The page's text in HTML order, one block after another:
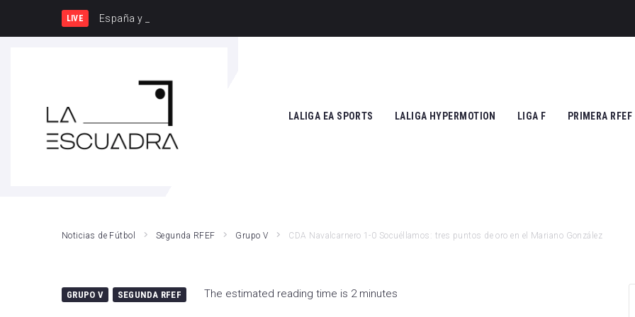
LIVE España y Francia, una rivalidad que v
LALIGA EA SPORTS
Rayo Vallecano
Girona FC
LALIGA HYPERMOTION
FC Andorra
LIGA F
SD Eibar
PRIMERA RFEF
Noticias de Fútbol Segunda RFEF Grupo V CDA Navalcarnero 1-0 Socuéllamos: tres puntos de oro en el Mariano González
GRUPO V SEGUNDA RFEF The estimated reading time is 2 minutes
SEARCH THIS WEBSITE